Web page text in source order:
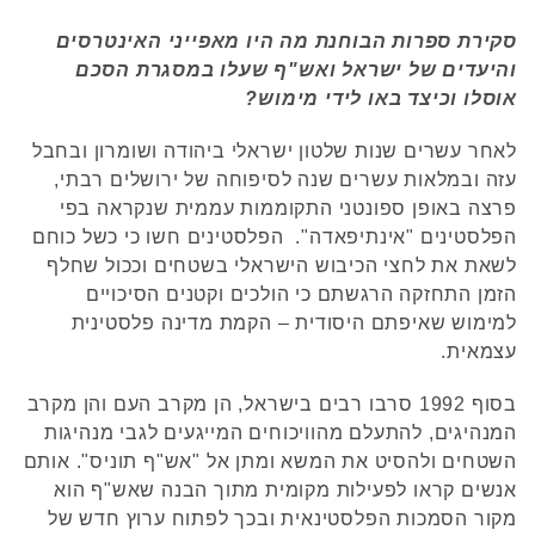
סקירת ספרות הבוחנת מה היו מאפייני האינטרסים
והיעדים של ישראל ואש"ף שעלו במסגרת הסכם
אוסלו וכיצד באו לידי מימוש?
לאחר עשרים שנות שלטון ישראלי ביהודה ושומרון ובחבל
עזה ובמלאות עשרים שנה לסיפוחה של ירושלים רבתי,
פרצה באופן ספונטני התקוממות עממית שנקראה בפי
הפלסטינים "אינתיפאדה". הפלסטינים חשו כי כשל כוחם
לשאת את לחצי הכיבוש הישראלי בשטחים וככול שחלף
הזמן התחזקה הרגשתם כי הולכים וקטנים הסיכויים
למימוש שאיפתם היסודית – הקמת מדינה פלסטינית
עצמאית.
בסוף 1992 סרבו רבים בישראל, הן מקרב העם והן מקרב
המנהיגים, להתעלם מהוויכוחים המייגעים לגבי מנהיגות
השטחים ולהסיט את המשא ומתן אל "אש"ף תוניס". אותם
אנשים קראו לפעילות מקומית מתוך הבנה שאש"ף הוא
מקור הסמכות הפלסטינאית ובכך לפתוח ערוץ חדש של